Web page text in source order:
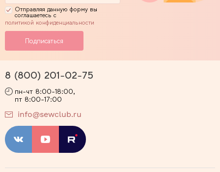
Отправляя данную форму вы
соглашаетесь с
политикой конфиденциальности
8 (800) 201-02-75
пн-чт 8:00-18:00,
пт 8:00-17:00
info@sewclub.ru